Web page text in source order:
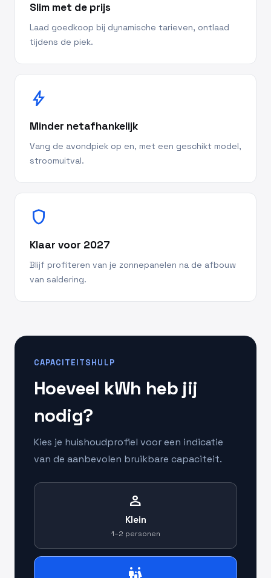
Slim met de prijs
Laad goedkoop bij dynamische tarieven, ontlaad
tijdens de piek.
bolt
Minder netafhankelijk
Vang de avondpiek op en, met een geschikt model,
stroomuitval.
shield
Klaar voor 2027
Blijf profiteren van je zonnepanelen na de afbouw
van saldering.
CAPACITEITSHULP
Hoeveel kWh heb jij
nodig?
Kies je huishoudprofiel voor een indicatie
van de aanbevolen bruikbare capaciteit.
person
Klein
1–2 personen